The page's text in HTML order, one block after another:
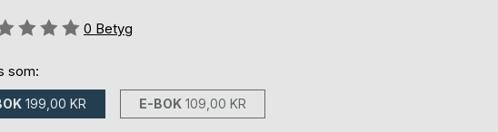
0 Betyg
som:
199,00 KR E-BOK 109,00 KR